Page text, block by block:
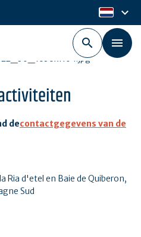
nl
keyboard_arrow_down
decontactgegevens van de